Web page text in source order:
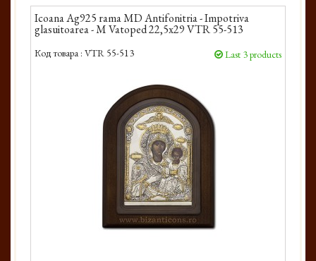
Icoana Ag925 rama MD Antifonitria - Impotriva
glasuitoarea - M Vatoped 22,5x29 VTR 55-513
Код товара : VTR 55-513 Last 3 products